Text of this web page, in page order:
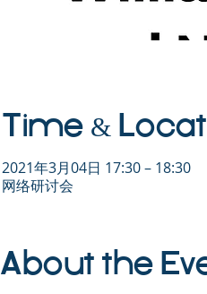
Time &
2021年3月04日 17:30 – 18:30
网络研讨会
About the